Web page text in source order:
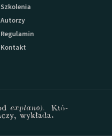
Szkolenia
Autorzy
Regulamin
Kontakt